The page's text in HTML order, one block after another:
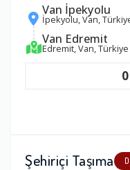
Van İpekyolu
İpekyolu, Van,
Van Edremit
Edremit, Van, Türkiye
0
Şehiriçi Taşıma